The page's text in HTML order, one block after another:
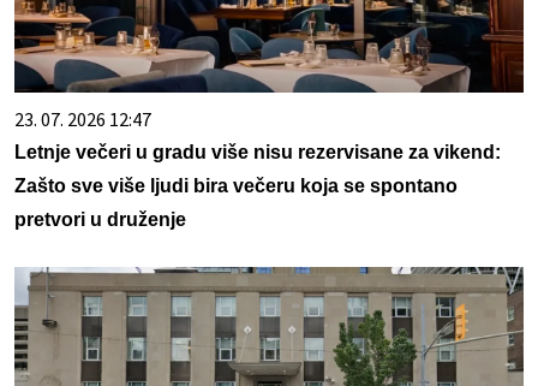
23. 07. 2026 12:47
Letnje večeri u gradu više nisu rezervisane za vikend:
Zašto sve više ljudi bira večeru koja se spontano
pretvori u druženje